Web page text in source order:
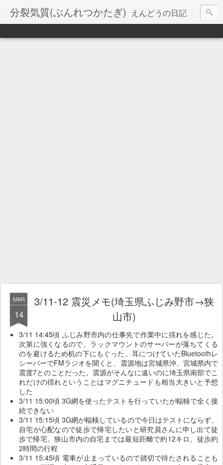
分裂気質(ぶんれつかたぎ) えんどうの日記
MAR
14
3/11-12 震災メモ(埼玉県ふじみ野市→狭
山市)
3/11 14:45頃 ふじみ野市内の仕事先で作業中に揺れを感じた。
次第に強くなるので、ラックマウントのサーバーが落ちてくる
のを避けるため机の下にもぐった。耳につけていたBluetoothレ
シーバーでFMラジオを聞くと、震源地は宮城県沖、宮城県内で
震度7とのことだった。震源がそんなに遠いのに埼玉県南部でこ
れだけの揺れということはマグニチュードも相当大きいと予想
した
3/11 15:00頃 3G網を使ったテストを行っていたが輻輳で全く接
続できない
3/11 15:15頃 3G網が輻輳しているので今日はテストにならず、
自宅が心配なので徒歩で帰宅したいと研究員さんに申し出て徒
歩で帰宅。狭山市内の自宅までは最短距離で約12キロ。徒歩約
2時間の行程
3/11 15:45頃 電車が止まっているので踏切で待たされることも